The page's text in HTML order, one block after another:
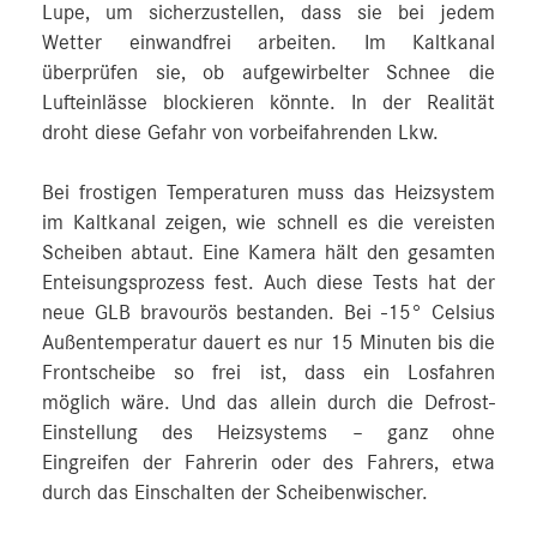
Lupe, um sicherzustellen, dass sie bei jedem
Wetter einwandfrei arbeiten. Im Kaltkanal
überprüfen sie, ob aufgewirbelter Schnee die
Lufteinlässe blockieren könnte. In der Realität
droht diese Gefahr von vorbeifahrenden Lkw.
Bei frostigen Temperaturen muss das Heizsystem
im Kaltkanal zeigen, wie schnell es die vereisten
Scheiben abtaut. Eine Kamera hält den gesamten
Enteisungsprozess fest. Auch diese Tests hat der
neue GLB bravourös bestanden. Bei -15° Celsius
Außentemperatur dauert es nur 15 Minuten bis die
Frontscheibe so frei ist, dass ein Losfahren
möglich wäre. Und das allein durch die Defrost-
Einstellung des Heizsystems – ganz ohne
Eingreifen der Fahrerin oder des Fahrers, etwa
durch das Einschalten der Scheibenwischer.